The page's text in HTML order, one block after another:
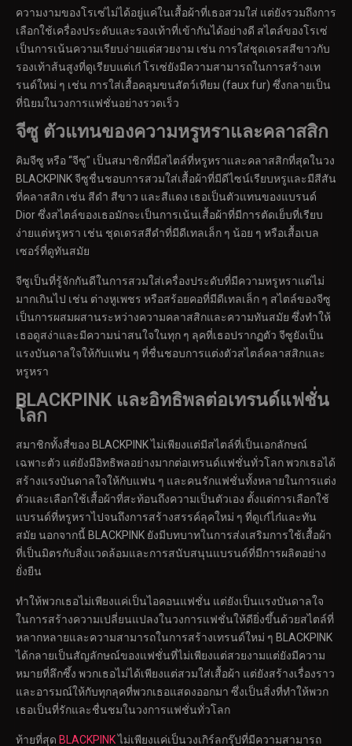
ความงามของโรเซ่ไม่ได้อยู่แค่ในเสื้อผ้าที่เธอสวมใส่ แต่ยังรวมถึงการ
เลือกใช้เครื่องประดับและรองเท้าที่เข้ากันได้อย่างดี สไตล์ของโรเซ่
เป็นการเน้นความเรียบง่ายแต่สวยงาม เช่น การใส่ชุดเดรสสีขาวกับ
รองเท้าส้นสูงที่ดูเรียบแต่เก๋ โรเซ่ยังมีความสามารถในการสร้างเท
รนด์ใหม่ ๆ เช่น การใส่เสื้อคลุมขนสัตว์เทียม (faux fur) ซึ่งกลายเป็น
ที่นิยมในวงการแฟชั่นอย่างรวดเร็ว
จีซู ตัวแทนของความหรูหราและคลาสสิก
คิมจีซู หรือ “จีซู” เป็นสมาชิกที่มีสไตล์ที่หรูหราและคลาสสิกที่สุดในวง
BLACKPINK จีซูชื่นชอบการสวมใส่เสื้อผ้าที่มีดีไซน์เรียบหรูและมีสีสัน
ที่คลาสสิก เช่น สีดำ สีขาว และสีแดง เธอเป็นตัวแทนของแบรนด์
Dior ซึ่งสไตล์ของเธอมักจะเป็นการเน้นเสื้อผ้าที่มีการตัดเย็บที่เรียบ
ง่ายแต่หรูหรา เช่น ชุดเดรสสีดำที่มีดีเทลเล็ก ๆ น้อย ๆ หรือเสื้อเบล
เซอร์ที่ดูทันสมัย
จีซูเป็นที่รู้จักกันดีในการสวมใส่เครื่องประดับที่มีความหรูหราแต่ไม่
มากเกินไป เช่น ต่างหูเพชร หรือสร้อยคอที่มีดีเทลเล็ก ๆ สไตล์ของจีซู
เป็นการผสมผสานระหว่างความคลาสสิกและความทันสมัย ซึ่งทำให้
เธอดูสง่าและมีความน่าสนใจในทุก ๆ ลุคที่เธอปรากฏตัว จีซูยังเป็น
แรงบันดาลใจให้กับแฟน ๆ ที่ชื่นชอบการแต่งตัวสไตล์คลาสสิกและ
หรูหรา
BLACKPINK และอิทธิพลต่อเทรนด์แฟชั่น
โลก
สมาชิกทั้งสี่ของ BLACKPINK ไม่เพียงแต่มีสไตล์ที่เป็นเอกลักษณ์
เฉพาะตัว แต่ยังมีอิทธิพลอย่างมากต่อเทรนด์แฟชั่นทั่วโลก พวกเธอได้
สร้างแรงบันดาลใจให้กับแฟน ๆ และคนรักแฟชั่นทั้งหลายในการแต่ง
ตัวและเลือกใช้เสื้อผ้าที่สะท้อนถึงความเป็นตัวเอง ตั้งแต่การเลือกใช้
แบรนด์ที่หรูหราไปจนถึงการสร้างสรรค์ลุคใหม่ ๆ ที่ดูเก๋ไก๋และทัน
สมัย นอกจากนี้ BLACKPINK ยังมีบทบาทในการส่งเสริมการใช้เสื้อผ้า
ที่เป็นมิตรกับสิ่งแวดล้อมและการสนับสนุนแบรนด์ที่มีการผลิตอย่าง
ยั่งยืน
ทำให้พวกเธอไม่เพียงแค่เป็นไอคอนแฟชั่น แต่ยังเป็นแรงบันดาลใจ
ในการสร้างความเปลี่ยนแปลงในวงการแฟชั่นให้ดียิ่งขึ้นด้วยสไตล์ที่
หลากหลายและความสามารถในการสร้างเทรนด์ใหม่ ๆ BLACKPINK
ได้กลายเป็นสัญลักษณ์ของแฟชั่นที่ไม่เพียงแต่สวยงามแต่ยังมีความ
หมายที่ลึกซึ้ง พวกเธอไม่ได้เพียงแต่สวมใส่เสื้อผ้า แต่ยังสร้างเรื่องราว
และอารมณ์ให้กับทุกลุคที่พวกเธอแสดงออกมา ซึ่งเป็นสิ่งที่ทำให้พวก
เธอเป็นที่รักและชื่นชมในวงการแฟชั่นทั่วโลก
ท้ายที่สุด BLACKPINKไม่เพียงแค่เป็นวงเกิร์ลกรุ๊ปที่มีความสามารถ